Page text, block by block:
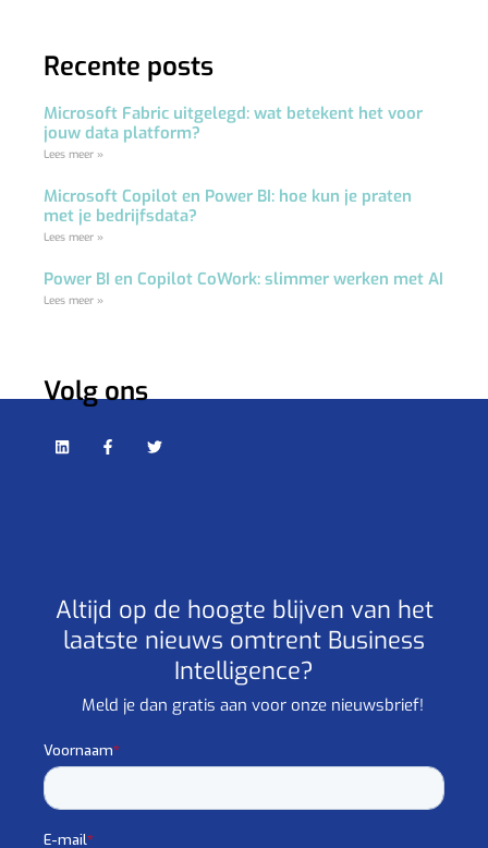
Recente posts
Microsoft Fabric uitgelegd: wat betekent het voor
jouw data platform?
Lees meer »
Microsoft Copilot en Power BI: hoe kun je praten
met je bedrijfsdata?
Lees meer »
Power BI en Copilot CoWork: slimmer werken met AI
Lees meer »
Volg ons
Altijd op de hoogte blijven van het
laatste nieuws omtrent Business
Intelligence?
Meld je dan gratis aan voor onze nieuwsbrief!